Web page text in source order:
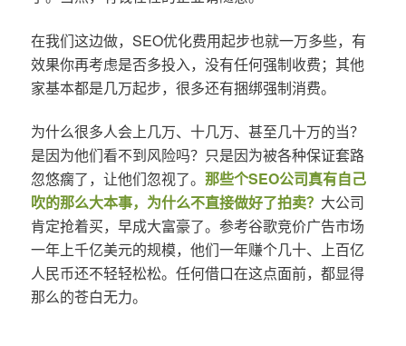
在我们这边做，SEO优化费用起步也就一万多些，有
效果你再考虑是否多投入，没有任何强制收费；其他
家基本都是几万起步，很多还有捆绑强制消费。
为什么很多人会上几万、十几万、甚至几十万的当？
是因为他们看不到风险吗？只是因为被各种保证套路
忽悠瘸了，让他们忽视了。 那些个SEO公司真有自己
吹的那么大本事，为什么不直接做好了拍卖？ 大公司
肯定抢着买，早成大富豪了。参考谷歌竞价广告市场
一年上千亿美元的规模，他们一年赚个几十、上百亿
人民币还不轻轻松松。任何借口在这点面前，都显得
那么的苍白无力。